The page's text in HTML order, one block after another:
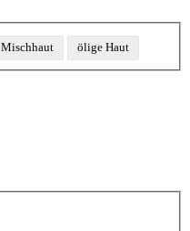
Mischhaut ölige Haut